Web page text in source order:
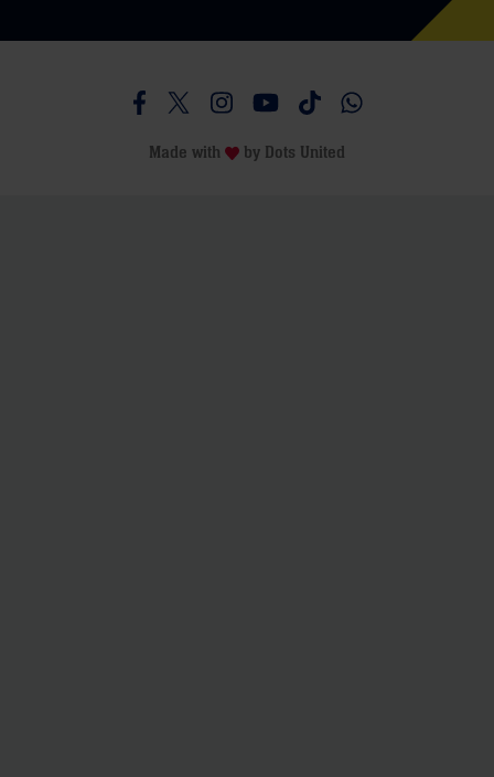
Besucht uns auf Facebook
Besucht uns auf Twitter
Besucht uns auf Instagram
Besucht uns auf Youtube
Besucht uns auf
Besucht uns auf
Made with by Dots United